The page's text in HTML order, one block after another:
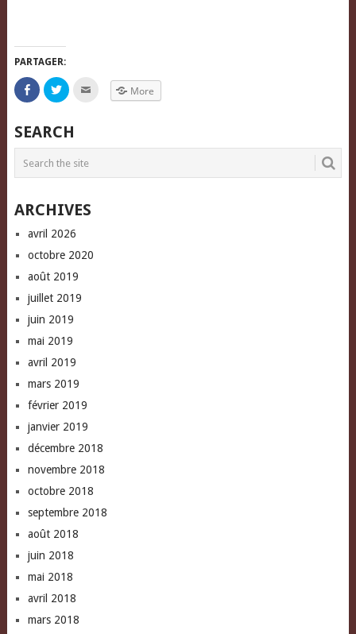
PARTAGER:
Click
to
share
Facebook
(Opens
in
window)
Click
to
Twitter
(Opens
in
window)
friend
More
SEARCH
ARCHIVES
avril 2026
octobre 2020
août 2019
juillet 2019
juin 2019
mai 2019
avril 2019
mars 2019
février 2019
janvier 2019
décembre 2018
novembre 2018
octobre 2018
septembre 2018
août 2018
juin 2018
mai 2018
avril 2018
mars 2018